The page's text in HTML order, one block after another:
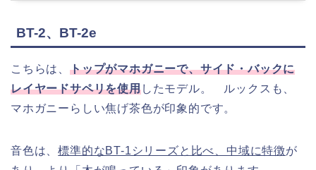
BT-2、BT-2e
こちらは、 トップがマホガニーで、サイド・バックに
レイヤードサペリを使用したモデル。 ルックスも、
マホガニーらしい焦げ茶色が印象的です。
音色は、標準的なBT-1シリーズと比べ、中域に特徴が